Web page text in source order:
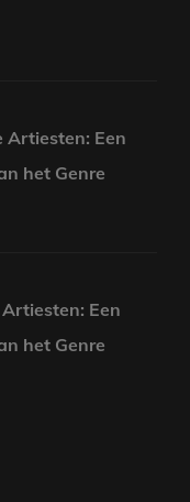
Artiesten: Een
het Genre
Een
het Genre